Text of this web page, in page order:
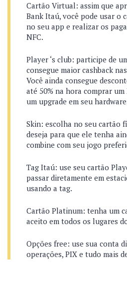
Cartão Virtual: assim que
Bank Itaú, você pode usar o
no seu app e realizar os
NFC.
Player ‘s club: participe de
consegue maior cashback
Você ainda consegue
até 50% na hora comprar
um upgrade em seu
Skin: escolha no seu cartão
deseja para que ele tenha
combine com seu jogo
Tag Itaú: use seu cartão
passar diretamente em
usando a tag.
Cartão Platinum: tenha um
aceito em todos os lugares
Opções free: use sua conta
operações, PIX e tudo mais